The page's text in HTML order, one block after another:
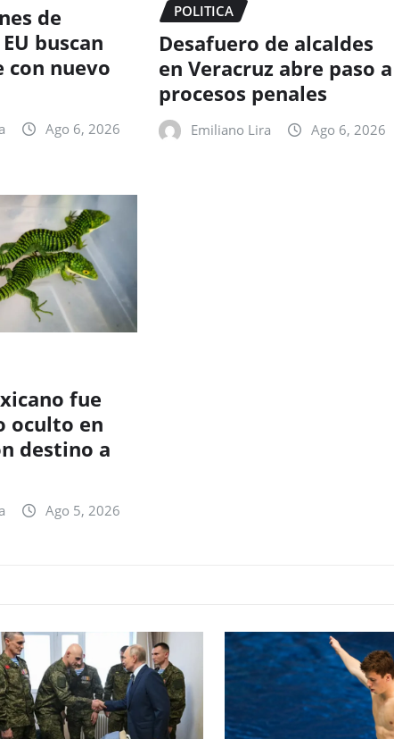
de
buscan
con nuevo
Ago 6, 2026
POLITICA
Desafuero de alcaldes
en Veracruz abre paso a
procesos penales
Emiliano Lira Ago 6, 2026
fue
oculto en
destino a
Ago 5, 2026